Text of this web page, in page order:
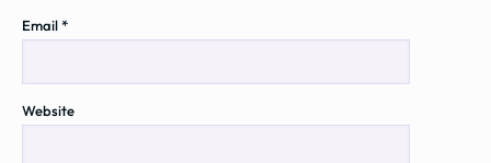
Email*
Website